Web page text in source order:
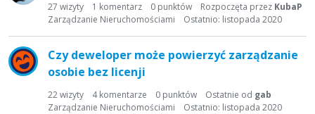
27 wizyty 1 komentarz 0 punktów Rozpoczęta przez KubaP
Ostatnio: listopada 2020
Zarządzanie Nieruchomościami
Czy deweloper może powierzyć zarządzanie
osobie bez licenji
22wizyty 4komentarze 0 punktów Ostatnie od gab
Ostatnio: listopada 2020
Zarządzanie Nieruchomościami